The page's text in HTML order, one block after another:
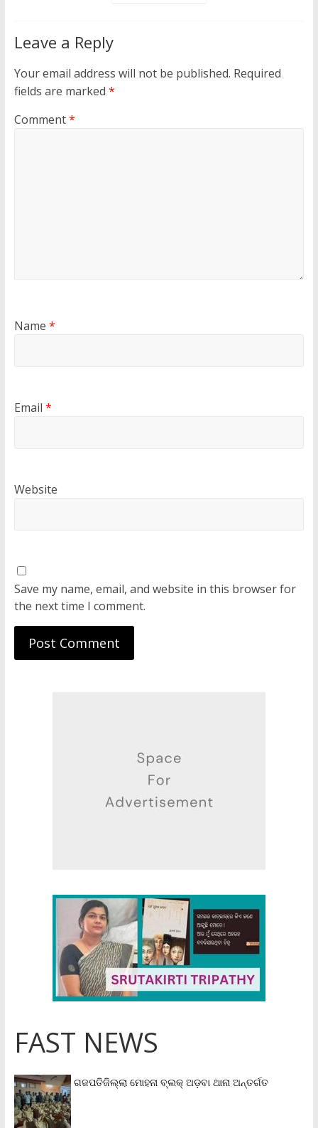
Leave a Reply
Your email address will not be published. Required
fields are marked *
Comment*
Name *
Email *
Website
Save my name, email, and website in this browser for
the next time I comment.
FAST NEWS
ଗଜପତିଜିଲ୍ଲା ମୋହନା ବ୍ଲକ୍‌ ଅଡ଼ବା ଥାନା ଅନ୍ତର୍ଗତ